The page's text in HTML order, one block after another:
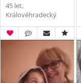
45 let,
Královéhradecký